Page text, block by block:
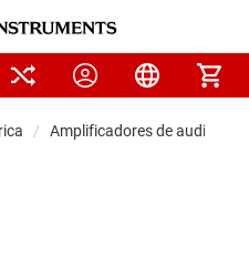
Amplificadores de audio